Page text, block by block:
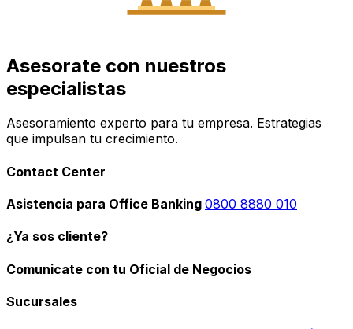
Asesorate con nuestros
especialistas
Asesoramiento experto para tu empresa. Estrategias
que impulsan tu crecimiento.
Contact Center
Asistencia para Office Banking 0800 8880 010
¿Ya sos cliente?
Comunicate con tu Oficial de Negocios
Sucursales